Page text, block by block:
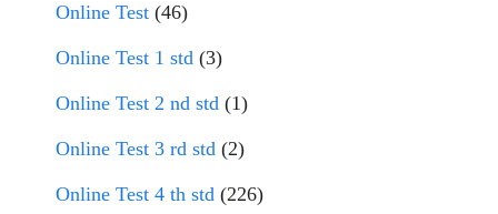
Online Test (46)
Online Test 1 std (3)
Online Test 2 nd std (1)
Online Test 3 rd std (2)
Online Test 4 th std (226)